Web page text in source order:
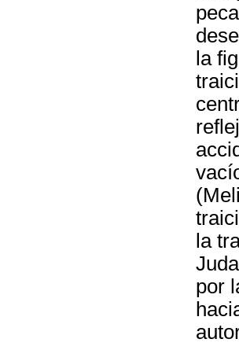
la
la
por